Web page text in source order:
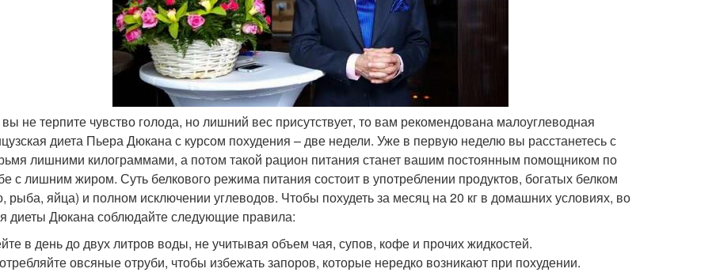
не терпите чувство голода, но лишний вес присутствует, то вам рекомендована малоуглеводная
диета Пьера Дюкана с курсом похудения – две недели. Уже в первую неделю вы расстанетесь с
лишними килограммами, а потом такой рацион питания станет вашим постоянным помощником по
с лишним жиром. Суть белкового режима питания состоит в употреблении продуктов, богатых белком
рыба, яйца) и полном исключении углеводов. Чтобы похудеть за месяц на 20 кг в домашних условиях, во
диеты Дюкана соблюдайте следующие правила:
в день до двух литров воды, не учитывая объем чая, супов, кофе и прочих жидкостей.
овсяные отруби, чтобы избежать запоров, которые нередко возникают при похудении.